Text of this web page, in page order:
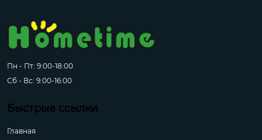
Пн - Пт: 9:00-18:00
Сб - Вс: 9:00-16:00
Быстрые ссылки
Главная